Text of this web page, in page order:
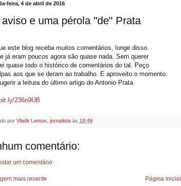
feira, 4 de abril de 2016
e uma pérola "de" Prata
este blog receba muitos comentários, longe disso.
já eram poucos agora são quase nada. Sem querer
quase todo o histórico de comentários do tal. Peço
aos que se deram ao trabalho. E aproveito o momento
a leitura do último artigo do Antonio Prata.
236n9UB
por Vladir Lemos, jornalista às 18:49
comentário:
um comentário
mais recente
Página inicial